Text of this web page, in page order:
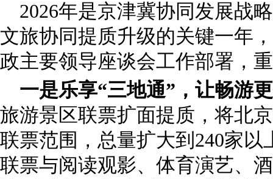
2026年是京津冀协同发展战
文旅协同提质升级的关键一年
政主要领导座谈会工作部署，
一是乐享“三地通”，让畅游
旅游景区联票扩面提质，将北
联票范围，总量扩大到240家
联票与阅读观影、体育演艺、